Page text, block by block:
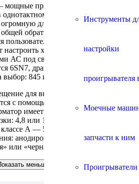
Инструменты
настройки
проигрывателя
Моечные
запчасти к ним
прямонакальные триоды,
включении, но при
для режима класса А
обратной связи схемы
пользователем в диапазоне от 0 до
настроить характер звучания в
АС под свой вкус. Во входном
6SN7, драйвер — на 300B,
845 или 211.
для выходных ламп и
с помощью потенциометра.
имеет три отвода для
4,8 или 16 Ом. Выходная
А — 50 Вт. Варианты
анодированная передняя
или «черная», черное шасси.
меньше